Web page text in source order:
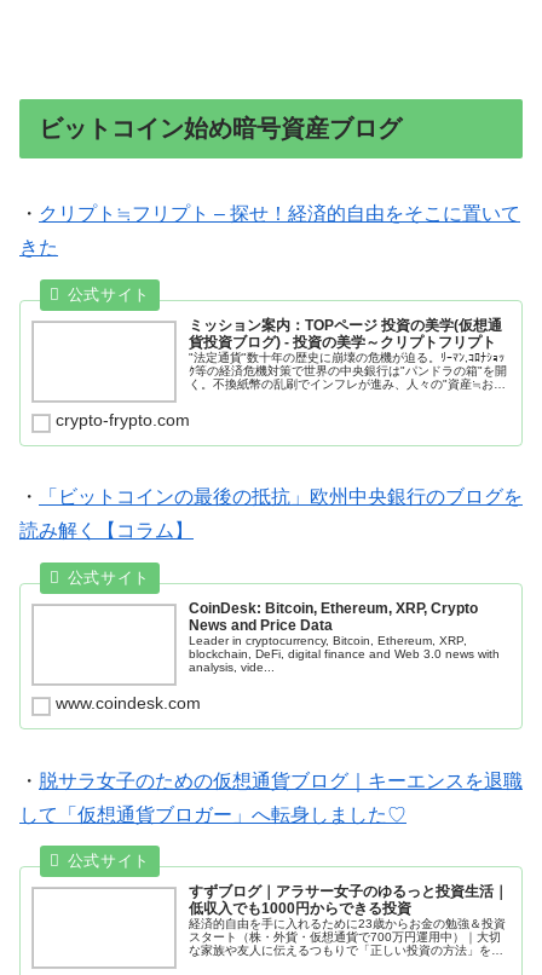
ビットコイン始め暗号資産ブログ
・ クリプト≒フリプト – 探せ！経済的自由をそこに置いて
きた
ミッション案内：TOPページ 投資の美学(仮想通
貨投資ブログ) - 投資の美学～クリプトフリプト
"法定通貨"数十年の歴史に崩壊の危機が迫る。ﾘｰﾏﾝ,ｺﾛﾅｼｮｯ
ｸ等の経済危機対策で世界の中央銀行は"パンドラの箱"を開
く。不換紙幣の乱刷でインフレが進み、人々の"資産≒お
crypto-frypto.com
・
「ビットコインの最後の抵抗」欧州中央銀行のブログを
読み解く【コラム】
CoinDesk: Bitcoin, Ethereum, XRP, Crypto
News and Price Data
Leader in cryptocurrency, Bitcoin, Ethereum, XRP,
blockchain, DeFi, digital finance and Web 3.0 news with
analysis, vide...
www.coindesk.com
・ 脱サラ女子のための仮想通貨ブログ｜キーエンスを退職
して「仮想通貨ブロガー」へ転身しました♡
すずブログ｜アラサー女子のゆるっと投資生活｜
低収入でも1000円からできる投資
経済的自由を手に入れるために23歳からお金の勉強＆投資
スタート（株・外貨・仮想通貨で700万円運用中）｜大切
な家族や友人に伝えるつもりで「正しい投資の方法」をお